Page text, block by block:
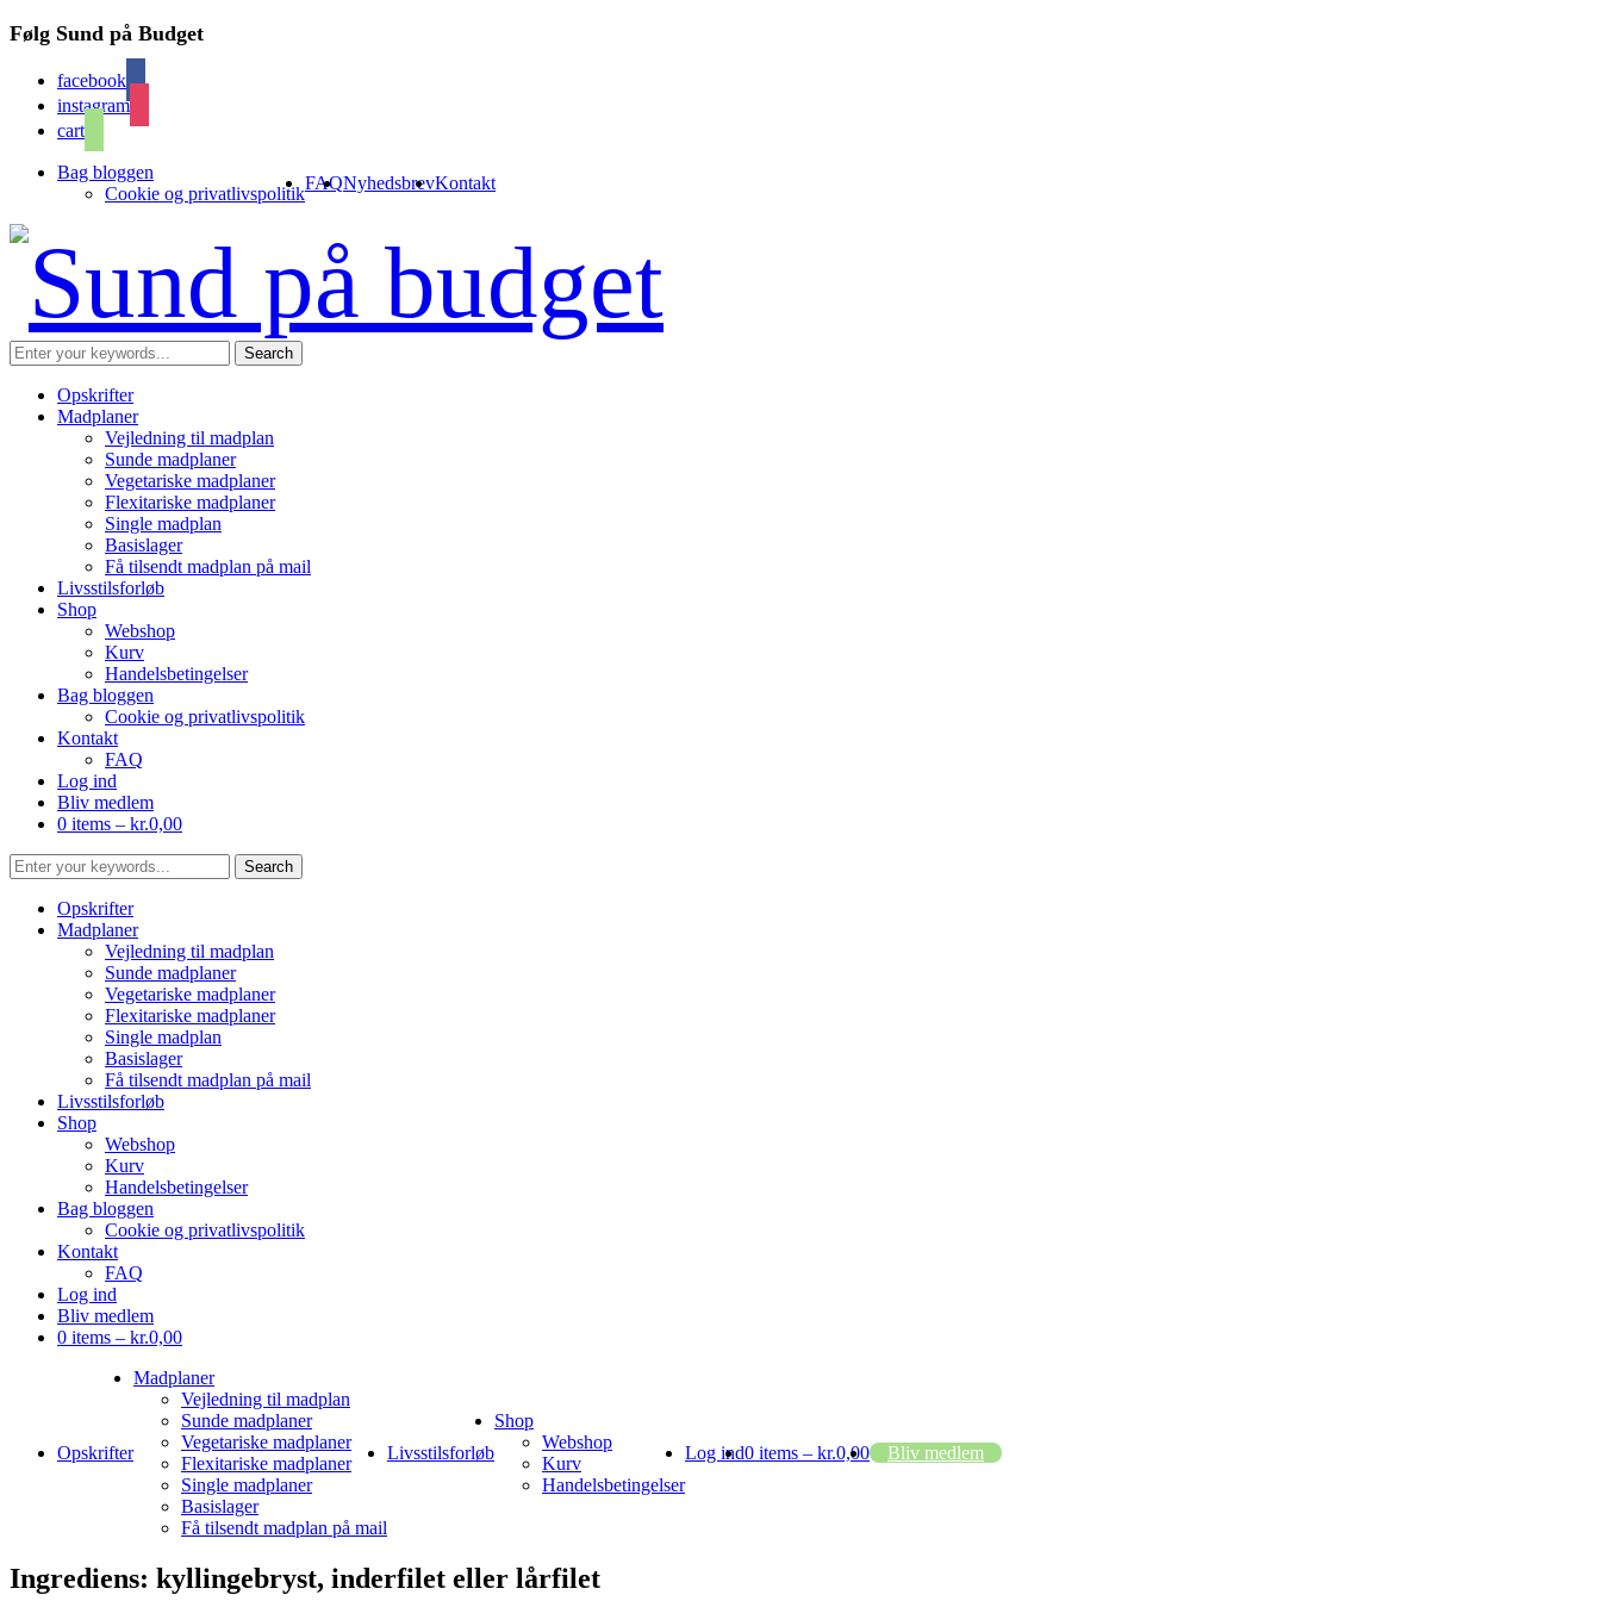
Følg Sund på Budget
facebook
instagram
cart
Bag bloggen
Cookie og privatlivspolitik
FAQNyhedsbrevKontakt
Opskrifter
Madplaner
Vejledning til madplan
Sunde madplaner
Vegetariske madplaner
Flexitariske madplaner
Single madplan
Basislager
Få tilsendt madplan på mail
Livsstilsforløb
Shop
Webshop
Kurv
Handelsbetingelser
Bag bloggen
Cookie og privatlivspolitik
Kontakt
FAQ
Log ind
Bliv medlem
0 items – kr.0,00
Opskrifter
Madplaner
Vejledning til madplan
Sunde madplaner
Vegetariske madplaner
Flexitariske madplaner
Single madplan
Basislager
Få tilsendt madplan på mail
Livsstilsforløb
Shop
Webshop
Kurv
Handelsbetingelser
Bag bloggen
Cookie og privatlivspolitik
Kontakt
FAQ
Log ind
Bliv medlem
0 items – kr.0,00
Opskrifter
Madplaner
Vejledning til madplan
Sunde madplaner
Vegetariske madplaner
Flexitariske madplaner
Single madplaner
Basislager
Få tilsendt madplan på mail
Livsstilsforløb
Shop
Webshop
Kurv
Handelsbetingelser
Log ind Bliv medlem
0 items – kr.0,00
Ingrediens: kyllingebryst, inderfilet eller lårfilet